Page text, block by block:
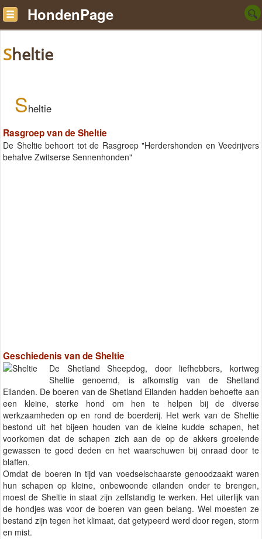
HondenPage
Sheltie
Sheltie
Rasgroep van de Sheltie
De Sheltie behoort tot de Rasgroep "Herdershonden en Veedrijvers
behalve Zwitserse Sennenhonden"
Geschiedenis van de Sheltie
De Shetland Sheepdog, door liefhebbers, kortweg
Sheltie genoemd, is afkomstig van de Shetland
Eilanden. De boeren van de Shetland Eilanden hadden behoefte aan
een kleine, sterke hond om hen te helpen bij de diverse
werkzaamheden op en rond de boerderij. Het werk van de Sheltie
bestond uit het bijeen houden van de kleine kudde schapen, het
voorkomen dat de schapen zich aan de op de akkers groeiende
gewassen te goed deden en het waarschuwen bij onraad door te
blaffen.
Omdat de boeren in tijd van voedselschaarste genoodzaakt waren
hun schapen op kleine, onbewoonde eilanden onder te brengen,
moest de Sheltie in staat zijn zelfstandig te werken. Het uiterlijk van
de hondjes was voor de boeren van geen belang. Wel moesten ze
bestand zijn tegen het klimaat, dat getypeerd werd door regen, storm
en mist.